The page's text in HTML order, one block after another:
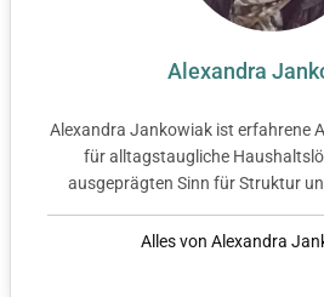
Alexandra
Alexandra Jankowiak ist erfahrene
für alltagstaugliche
ausgeprägten Sinn für Struktur
Alles von Alexandra